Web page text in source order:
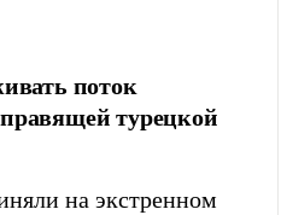
поток
турецкой
на экстренном